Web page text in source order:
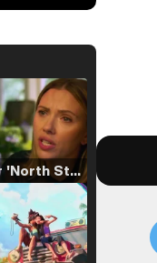
Tráiler 'North Star' (2023)